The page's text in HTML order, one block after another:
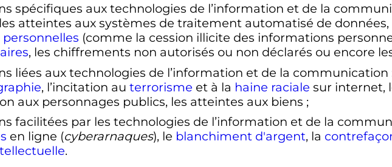
spécifiques aux technologies de l’information et de la
atteintes aux systèmes de traitement automatisé de
(comme la cession illicite des informations
, les chiffrements non autorisés ou non déclarés ou encore
liées aux technologies de l’information et de la communication
, l’incitation au terrorisme et à la haine raciale sur internet,
aux personnages publics, les atteintes aux biens ;
facilitées par les technologies de l’information et de la
en ligne (cyberarnaques), le blanchiment d'argent, la
.